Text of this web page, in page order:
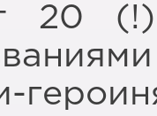
20